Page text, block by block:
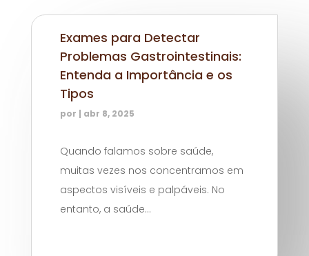
Exames para Detectar
Problemas Gastrointestinais:
Entenda a Importância e os
Tipos
por | abr 8, 2025
Quando falamos sobre saúde,
muitas vezes nos concentramos em
aspectos visíveis e palpáveis. No
entanto, a saúde...